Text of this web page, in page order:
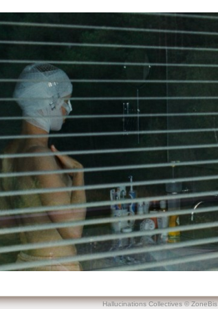
Hallucinations Collectives © ZoneBis